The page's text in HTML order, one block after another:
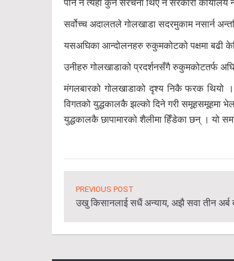
पनि न त्यँहा कुनै संरचना थिए न सरकारी
सर्वोच्च अदालतले गोलखाडा सदरमुकाम नसार्न
यसअघिका आन्दोलनहरु रुकुमकोटको पक्षमा बढी
उनीहरु गोलखाडाको प्रदर्शनसँगै रुकुमकोटतर्फ
मंगलबारको गोलखाडाको दृश्य निकै फरक थियो ।
विगतको युद्धकालकै झल्को दिने गरी समूहसमूहमा
युद्धकालकै छापामारको शैलीमा हिँडेका छन् । यो
PREVIOUS POST
उखु किसानलाई सधैं अन्याय, अझै सवा तीन अर्ब